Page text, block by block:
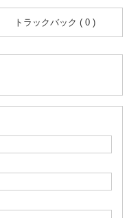
トラックバック ( 0 )